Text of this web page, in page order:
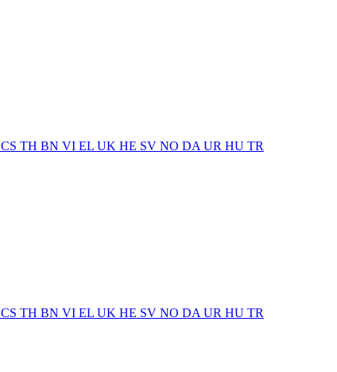
CS TH BN VI EL UK HE SV NO DA UR HU TR
CS TH BN VI EL UK HE SV NO DA UR HU TR